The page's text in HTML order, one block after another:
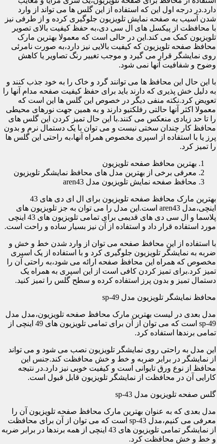
دارد.در درجه اول این که استفاده از این گلس ها می تواند از وارد
شدن آسیب به صفحه نمایش تلویزیون جلوگیری کرده و از طرفی نیز
با محافظت از پیکسل های ال سی دی،به حفظ کیفیت بالای تصویر
تلویزیون کمک می کند.این در حالی است که معمولا بهترین مارک
محافظ صفحه تلویزیون که کیفیت بالایی نیز دارد،به صورت نامرئی
روی نمایشگر قرار می گیرد و موجب تغییر رنگ تصاویر یا کاهش
وضوح و شفافیت آنها نمی شود.
با این حال این محافظ ها می توانند گرد و خاک را به خود جذب کنند و
به دلیل خش پذیری که دارند باید برای حفظ کیفیت صفحه مدام آنها را
تعویض کرد.نکته منفی دیگر در خصوص این گلس ها این است که
معمولا اکثر آنها حالتی رفلکتیو دارند و به همین جهت نورهای محیطی
را تا حد زیادی منعکس می کنند.با این حال تمیز کردن این گلس های
محافظ کار چندان سختی نیست و می توان با یک دستمال نرم و بدون
پرز یا با استفاده از اسپری مخصوص همراه آنها،به راحتی این گلس ها
را تمیز کرد.
بهترین محافظ صفحه تلویزیون
معرفی برخی از بهترین مدل های محافظ نمایشگر تلویزیون
محافظ صفحه نمایش تلویزیون مدل aren43
بهترین مارک محافظ صفحه تلویزیون برای ال ای دی های 43
اینچی،مدل aren43 است.این مدل را می توان به جز تلویزیون های
پلاسما و ال سی دی های قدیمی برای تمامی تلویزیون های 43 اینچی
مورد استفاده قرار داد و استفاده از آن نیز بسیار ساده و راحت است.
با استفاده از این محافظ صفحه می توان از وارد شدن خط و خش و
ضربه به نمایشگر تلویزیون جلوگیری کرد و با استفاده از یک اسپری
مخصوص که همراه این محافظ صفحه ارائه می شود،به راحتی آن را
تمیز کرد.برای تمیز کردن کافی است از این اسپری به همراه یک
دستمال تمیز و بدون پرز استفاده کرده و سطح گلس را تمیز کنید.
محافظ نمایشگر تلویزیون مدل sp-49
مدل بعدی در لیست بهترین مارک محافظ صفحه تلویزیون،مدل مدل
sp-49 است که می توان از آن برای تمامی تلویزیون های 49 اینچی از
تمامی برندها استفاده کرد.
این مدل به راحتی روی نمایشگر تلویزیون نصب می شود و می تواند
از نمایشگر در برابر ضربه و خط و خش محافظت کند.جنس این
محافظ از نوع ورق تایوانی است و کیفیت خوبی نیز دارد.در نتیجه
کارایی آن در محافظت از نمایشگر تلویزیون قابل قبول است.
گلس صفحه تلویزیون مدل sp-43
مدل بعدی که به عنوان بهترین مارک محافظ صفحه تلویزیون آن را
معرفی می کنیم،مدل sp-43 است که می توان از آن برای محافظت
از نمایشگر تمامی تلویزیون های 43 اینچی از همه برندها در برابر ضربه
و خط و خش محافظت کرد.